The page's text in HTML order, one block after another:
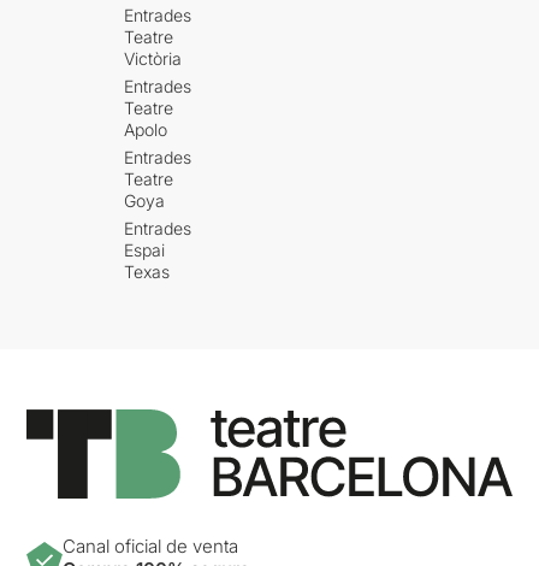
Entrades
Teatre
Victòria
Entrades
Teatre
Apolo
Entrades
Teatre
Goya
Entrades
Espai
Texas
Canal oficial de venta